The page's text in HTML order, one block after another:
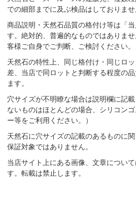
での細部までに及ぶ検品はしておりませ
商品説明・天然石品質の格付け等は「
す。絶対的、普遍的なものではありま
客様ご自身でご判断、ご検討ください。
天然石の特性上、同じ格付け・同じロ
差、当店で同ロットと判断する程度の
ます。
穴サイズが不明瞭な場合は説明欄に記
ないものはほとんどの場合、シリコン
ー等をご利用ください。）
天然石に穴サイズの記載のあるものに
保証対象ではありません。
当店サイト上にある画像、文章につい
す。転載は禁止します。